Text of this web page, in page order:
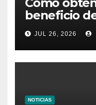
beneficio
bonus
JUL 26, 2026
NOTICIAS